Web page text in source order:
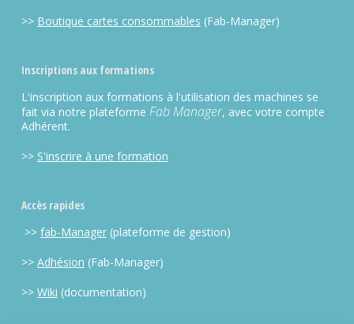
>> Boutique cartes consommables (Fab-Manager)
Inscriptions aux formations
L'inscription aux formations à l'utilisation des machines se
fait via notre plateforme Fab Manager, avec votre compte
Adhérent.
>> S'inscrire à une formation
Accès rapides
>> fab-Manager(plateforme de gestion)
>> Adhésion (Fab-Manager)
>> Wiki (documentation)